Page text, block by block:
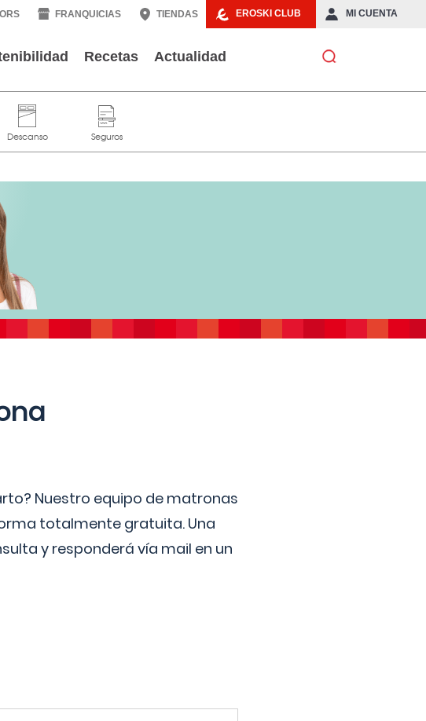
EROSKI CLUB MI CUENTA
FRANQUICIAS TIENDAS
Recetas Actualidad
Nuestro equipo de matronas
totalmente gratuita. Una
y responderá vía mail en un